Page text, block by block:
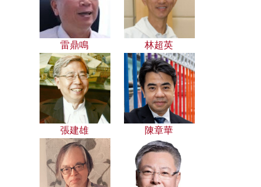
雷鼎鳴 林超英
張建雄 陳章華